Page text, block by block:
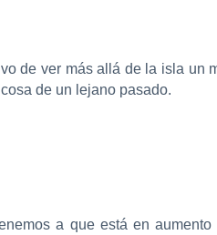
de ver más allá de la isla un
de un lejano pasado.
a que está en